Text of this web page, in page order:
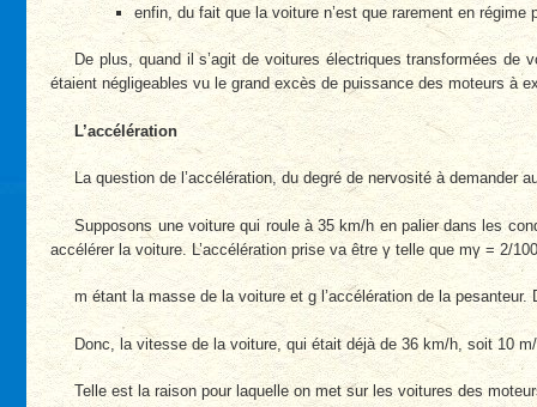
enfin, du fait que la voiture n’est que rarement en régime
De plus, quand il s’agit de voitures électriques transformées
étaient négligeables vu le grand excès de puissance des moteurs à
L’accélération
La question de l’accélération, du degré de nervosité à demander
Supposons une voiture qui roule à 35 km/h en palier dans les
accélérer la voiture. L’accélération prise va être γ telle que mγ = 2/
m étant la masse de la voiture et g l’accélération de la
Donc, la vitesse de la voiture, qui était déjà de 36 km/h, soit 10
Telle est la raison pour laquelle on met sur les voitures des